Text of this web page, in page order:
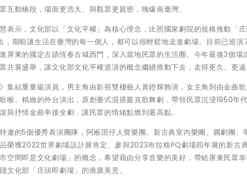
互動橋段，場面更浩大、與觀眾更親密，嗨爆南臺灣。
表示，文化部以「文化平權」為核心理念，比照國家劇院的規格推動「
，期盼讓生活在臺灣的每一個人，都可以很輕鬆地走進劇場。目前已巡
屏東的國定古蹟恆春古城西門，深入當地民眾的生活圈。今年最後3個場
共襄盛舉，讓文化部文化平權巡演的概念繼續推動下去，走得更久、更遠
集結重量級演員，男主角由影視雙棲藝人黃鐙輝飾演，女主角則由金曲
喉。精緻的外台演出，原創臺式混搭龐克歌舞劇，帶領民眾沉浸1950年
與抒情金曲串接全劇，讓民眾的情緒點燃到最高點。
邀的5個優秀表演團隊，阿緱囝仔人聲樂團、新古典室內樂團、圓劇團、
榮獲2022世界劇場設計展肯定、參與2023布拉格PQ劇場四年展的新古
空間即是文化劇場」的概念，希望藉由分享音樂的美好，帶給屏東民眾
文化部「庄頭即劇場」的推廣美意。